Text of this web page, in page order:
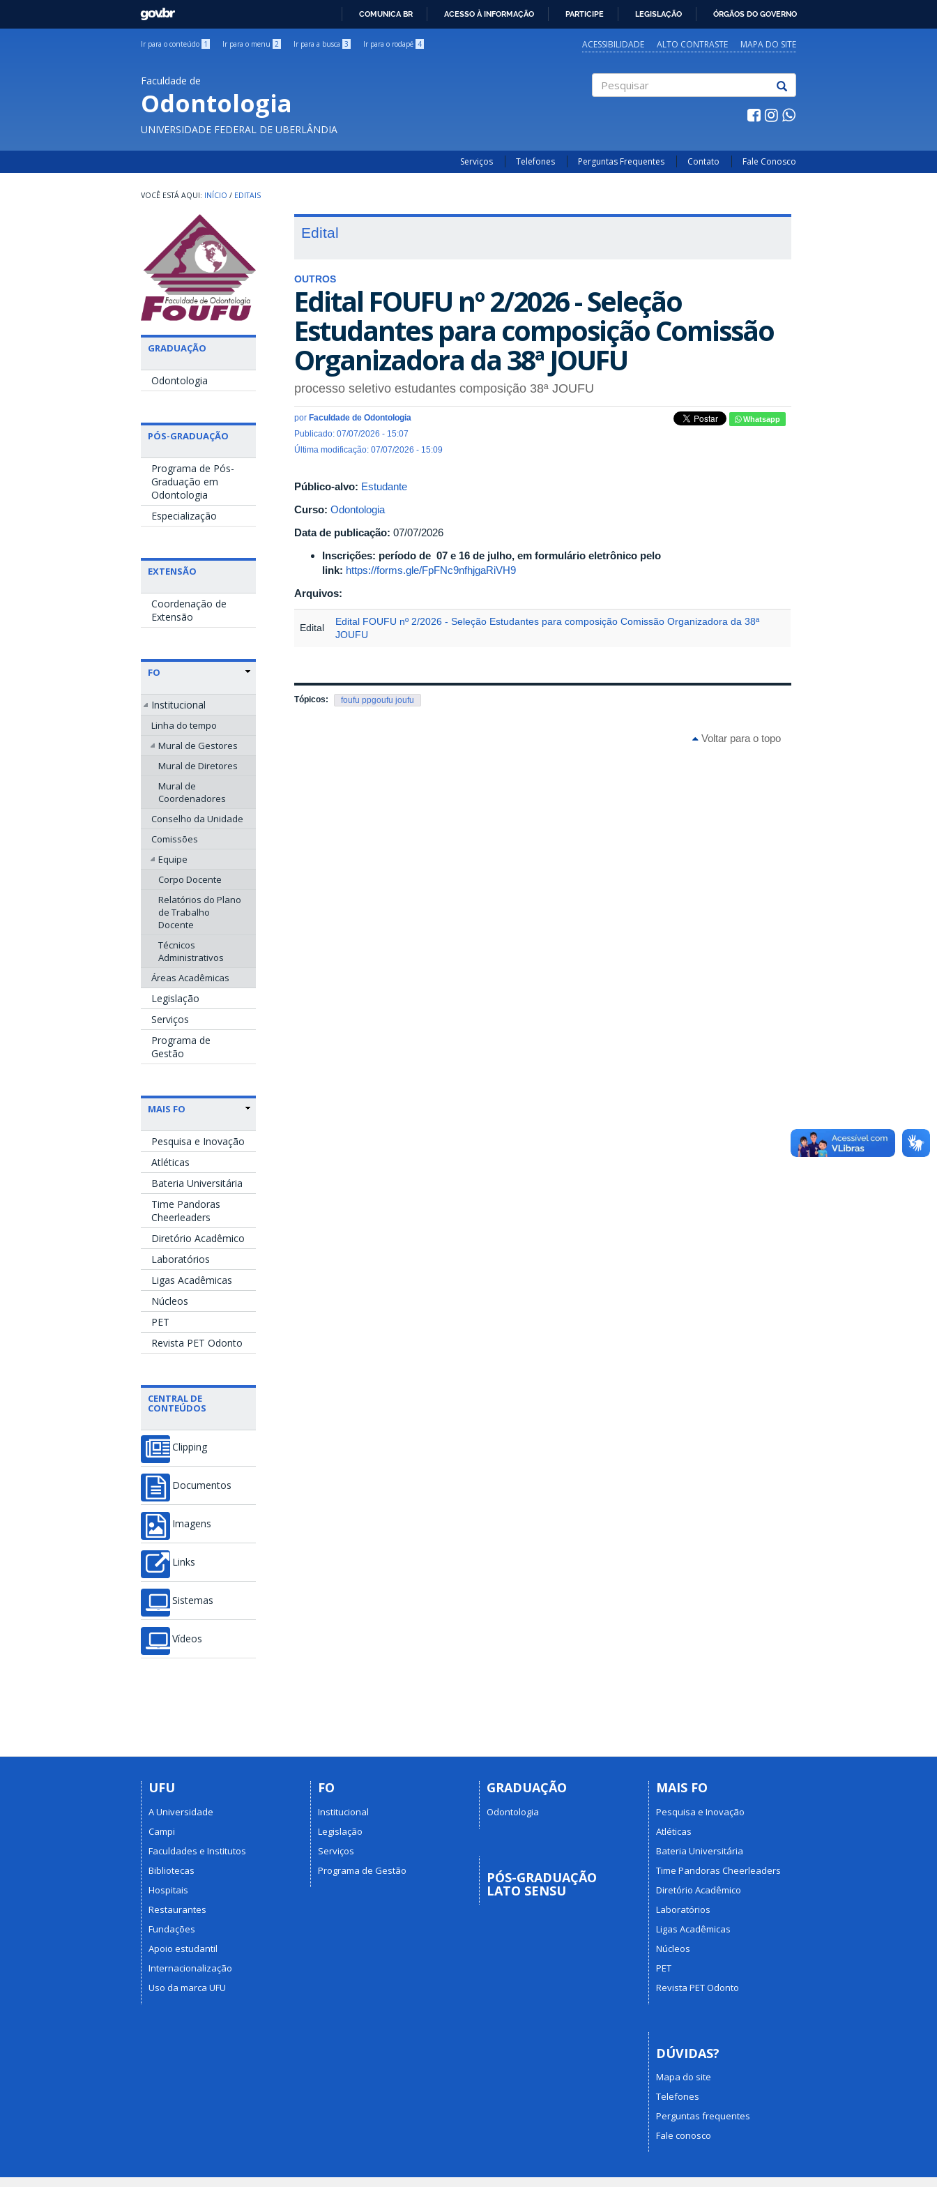
GOVBR
COMUNICA BR ACESSO À INFORMAÇÃO PARTICIPE LEGISLAÇÃO ÓRGÃOS DO GOVERNO
Ir para o conteúdo 1 Ir para o menu 2 Ir para a busca 3 Ir para o rodapé 4 ACESSIBILIDADE ALTO CONTRASTE MAPA DO SITE
Faculdade de
Odontologia
UNIVERSIDADE FEDERAL DE UBERLÂNDIA
Serviços Telefones Perguntas Frequentes Contato Fale Conosco
INÍCIO / EDITAIS
GRADUAÇÃO
Odontologia
PÓS-GRADUAÇÃO
Programa de Pós-
Graduação em
Odontologia
Especialização
EXTENSÃO
Coordenação de
Extensão
FO
Institucional
Linha do tempo
Mural de Gestores
Mural de Diretores
Mural de
Coordenadores
Conselho da Unidade
Comissões
Equipe
Corpo Docente
Relatórios do Plano
de Trabalho
Docente
Técnicos
Administrativos
Áreas Acadêmicas
Legislação
Serviços
Programa de
Gestão
MAIS FO
Pesquisa e Inovação
Atléticas
Bateria Universitária
Time Pandoras
Cheerleaders
Diretório Acadêmico
Laboratórios
Ligas Acadêmicas
Núcleos
PET
Revista PET Odonto
CENTRAL DE
CONTEÚDOS
Clipping
Documentos
Imagens
Links
Sistemas
Vídeos
Edital
OUTROS
Edital FOUFU nº 2/2026 - Seleção
Estudantes para composição Comissão
Organizadora da 38ª JOUFU
processo seletivo estudantes composição 38ª JOUFU
por Faculdade de Odontologia
Publicado: 07/07/2026 - 15:07
Última modificação: 07/07/2026 - 15:09
Whatsapp
Público-alvo: Estudante
Curso: Odontologia
Data de publicação: 07/07/2026
Inscrições: período de 07 e 16 de julho, em formulário eletrônico pelo
link: https://forms.gle/FpFNc9nfhjgaRiVH9
Arquivos:
Edital
Edital FOUFU nº 2/2026 - Seleção Estudantes para composição Comissão Organizadora da 38ª
JOUFU
Tópicos: foufu ppgoufu joufu
Voltar para o topo
UFU
A Universidade
Campi
Faculdades e Institutos
Bibliotecas
Hospitais
Restaurantes
Fundações
Apoio estudantil
Internacionalização
Uso da marca UFU
FO
Institucional
Legislação
Serviços
Programa de Gestão
GRADUAÇÃO
Odontologia
PÓS-GRADUAÇÃO
LATO SENSU
MAIS FO
Pesquisa e Inovação
Atléticas
Bateria Universitária
Time Pandoras Cheerleaders
Diretório Acadêmico
Laboratórios
Ligas Acadêmicas
Núcleos
PET
Revista PET Odonto
DÚVIDAS?
Mapa do site
Telefones
Perguntas frequentes
Fale conosco